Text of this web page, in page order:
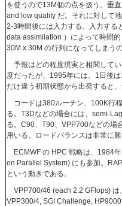
を使うので13M個の点を扱う。垂
and low quality だ。それに対して
2-3時間後には入力する。入力する
data assimilation ）によって時間
30M x 30M の行列になってしまう
予報はどの程度現実と相関して
度だったが、1995年には、1日後
だけ違う初期状態から出発すると
コードは380ルーチン、100K行
る。T3Dなどの場合には、semi-
る。C90、T90、VPP700などの場
用いる。ロードバランスは非常に難
ECMWF の HPC 戦略は、1984
on Parallel System) にも参加。
という動きである。
VPP700/46 (each 2.2 GFlops) は
VPP300/4, SGI Challenge,